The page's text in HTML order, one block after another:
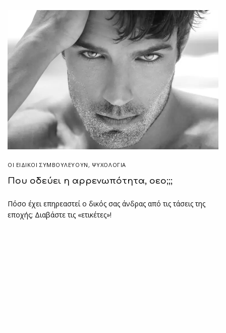
ΟΙ ΕΙΔΙΚΟΊ ΣΥΜΒΟΥΛΕΎΟΥΝ , ΨΥΧΟΛΟΓΙΑ
Που οδεύει η αρρενωπότητα, οεο;;;
Πόσο έχει επηρεαστεί ο δικός σας άνδρας από τις τάσεις της
εποχής; Διαβάστε τις «ετικέτες»!